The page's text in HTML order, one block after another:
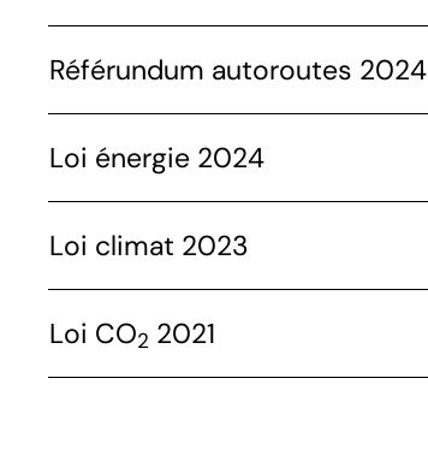
Référundum autoroutes 2024
Loi énergie 2024
Loi climat 2023
Loi CO2 2021